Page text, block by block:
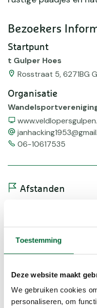
Toestemming
Deze website maakt
We gebruiken cookies
personaliseren, om
Bezoekers
Startpunt
t Gulper Hoes
Rosstraat 5, 6271BG
Organisatie
Website
email
Telefoonnummer
06-10617535
Afstanden
15,0km 08:00-13:00 uur
Bereikbaarheid
Voorzieningen
Bepijld